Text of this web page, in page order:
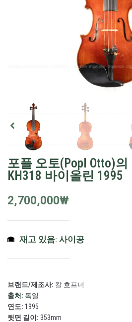
포플 오토(Popl Otto)의
KH318 바이올린 1995
2,700,000₩
재고 있음: 사이공
브랜드/제조사: 칼 호프너
출처: 독일
연도: 1995
뒷면 길이: 353mm